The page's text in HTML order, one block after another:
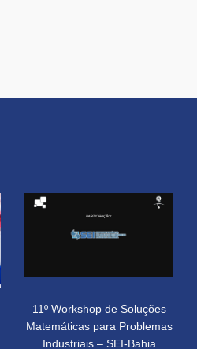
11º Workshop de Soluções
Matemáticas para Problemas
Industriais – SEI-Bahia